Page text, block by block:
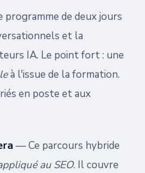
programme de deux jours
et la
IA. Le point fort : une
à l'issue de la formation.
en poste et aux
— Ce parcours hybride
au SEO. Il couvre